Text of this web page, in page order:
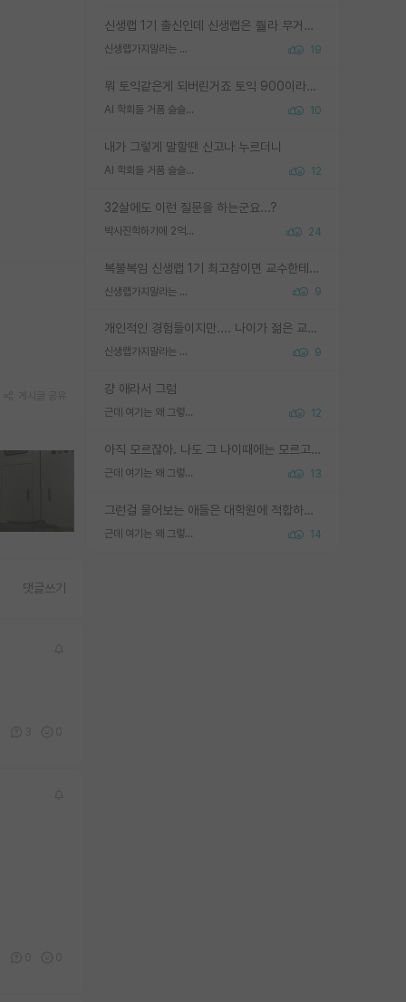
신생랩 1기 출신인데 신생랩은 줠라 무거운 바벨 같은거임. 들면 대박인데 못들면 깔려 죽음. 아무도 알려주지 않는 환경에서 자생해야하지만, 일단 살아남았다면 그 어떤 사람보다 악착같고 생존력 높은 사람으로 거듭날 수 있음
신생랩가지말라는 이유가 있었구나 19
뭐 토익같은게 되버린거죠 토익 900이라고 영어잘하는건 아닙니다만 잘하는사람은 다 900을 넘는 그런
AI 학회들 거품 슬슬 지적이 나오네요 10
내가 그렇게 말할땐 신고나 누르더니
AI 학회들 거품 슬슬 지적이 나오네요 12
32살에도 이런 질문을 하는군요...?
박사진학하기에 2억은 괜찮은 (?) 정도의 경제력인가요 24
복불복임 신생랩 1기 최고참이면 교수한테 직접 지도받는 시간이 매우 많음 제대로 된 교수라면 말이지 그게 아니라면 그냥 넌 해방 불가능한 노예 1호에 감점쓰레기통이 되는거고
신생랩가지말라는 이유가 있었구나 9
개인적인 경험들이지만.... 나이가 젊은 교수일수록 꼰대라는 가면을 쓴 채로 무례함을 행동하는 경우가 거의 90% 정도였음. 나이가 어린데 다른 또래들과 달리 명예, 권력, 재력까지 얻었으니 세상 다 가진 기분이겠지. 오히러 나이 든 교수들이 행동과 말을 더 조심하시더라.
신생랩가지말라는 이유가 있었구나 9
걍 애라서 그럼
근데 여기는 왜 그렇게 SPK를 물어보는거임? 12
아직 모르잖아. 나도 그 나이때에는 모르고 평가 받고 안심하고 싶었어.
근데 여기는 왜 그렇게 SPK를 물어보는거임? 13
그런걸 물어보는 애들은 대학원에 적합하지 않다
근데 여기는 왜 그렇게 SPK를 물어보는거임? 14
댓글쓰기